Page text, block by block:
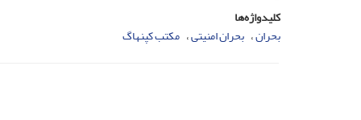
کلیدواژه‌ها
بحران بحران امنیتی مکتب کپنهاگ